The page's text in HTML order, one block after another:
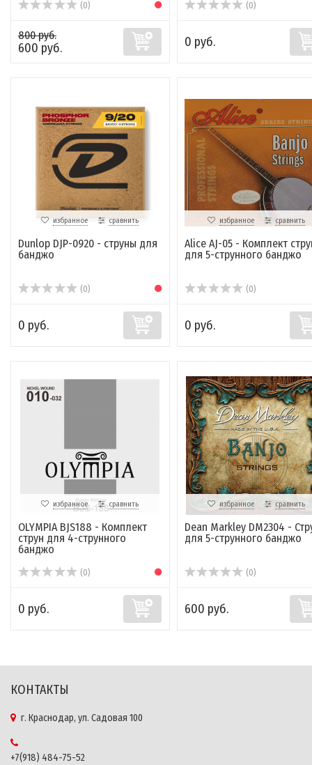
(0)
800 руб.
600 руб.
(0)
0 руб.
избранное сравнить
Dunlop DJP-0920 - струны для
банджо
(0)
0 руб.
избранное сравнить
Alice AJ-05 - Комплект
для 5-струнного банджо
(0)
0 руб.
избранное сравнить
OLYMPIA BJS188 - Комплект
струн для 4-струнного
банджо
(0)
0 руб.
избранное сравнить
Dean Markley DM2304 -
для 5-струнного банджо
(0)
600 руб.
КОНТАКТЫ
г. Краснодар, ул. Садовая 100
+7(918) 484-75-52